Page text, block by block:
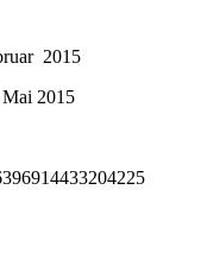
2015
Mai 2015